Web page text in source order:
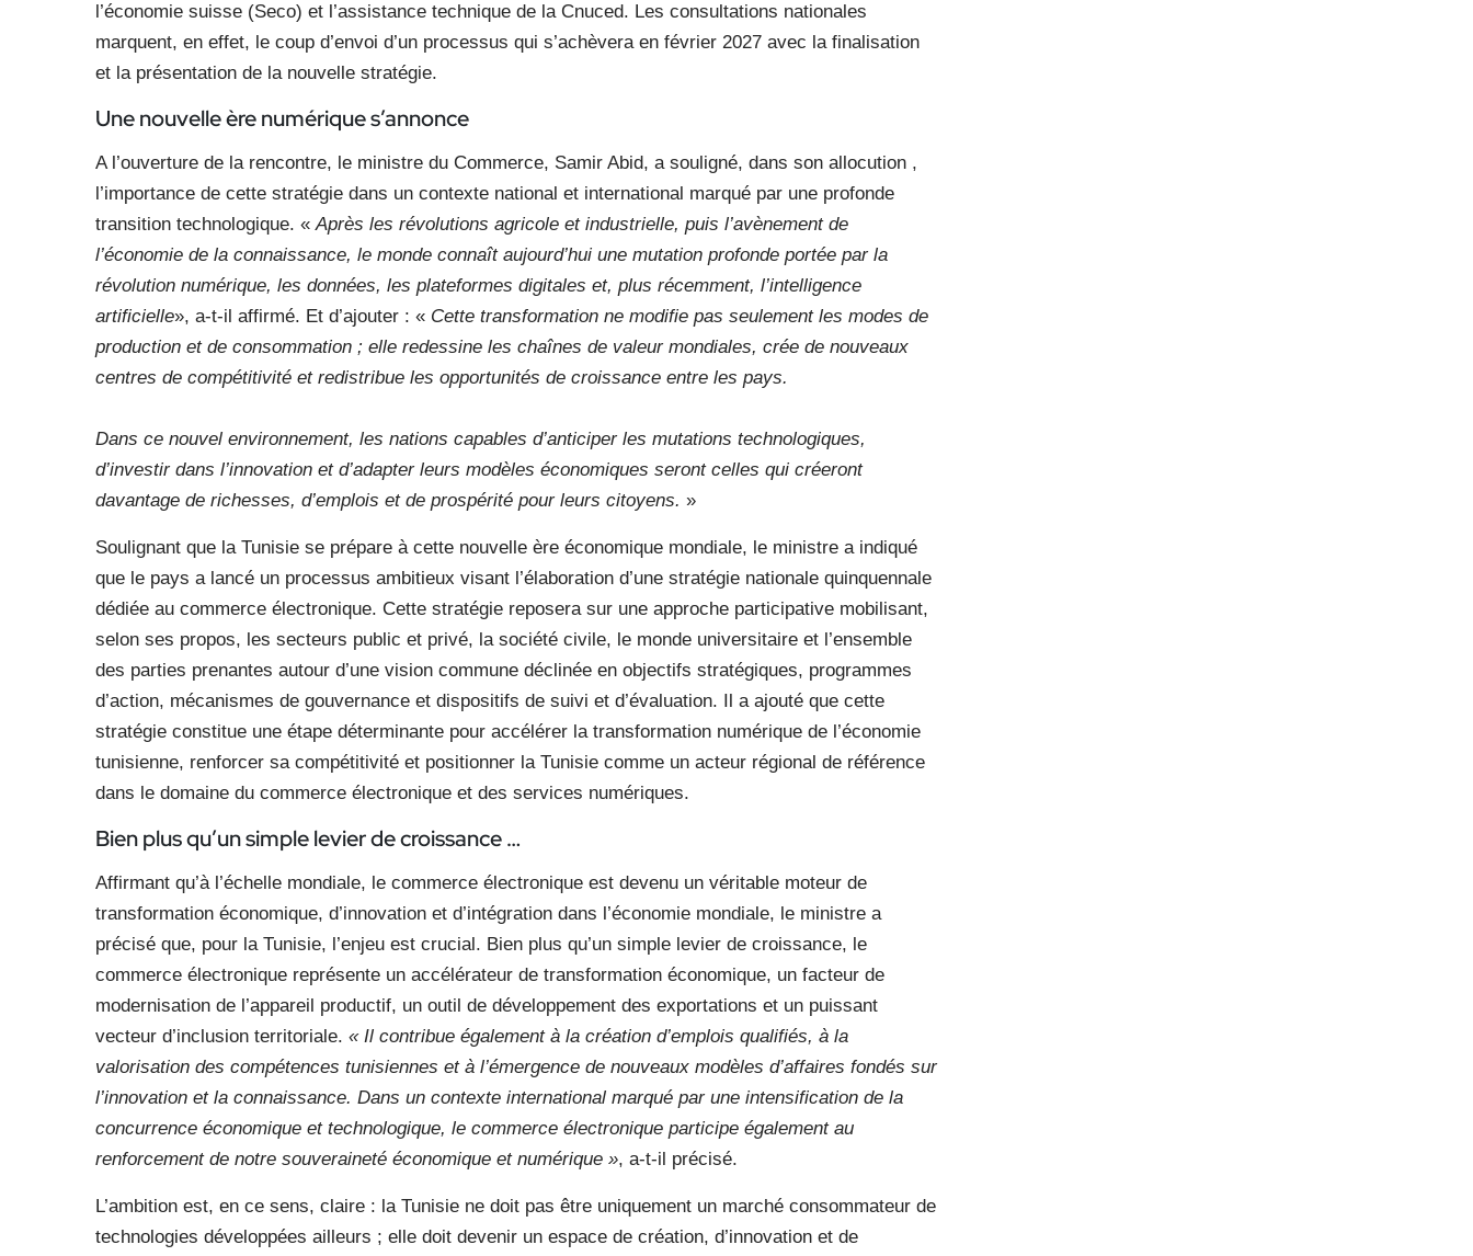
l’économie suisse (Seco) et l’assistance technique de la Cnuced. Les consultations nationales
marquent, en effet, le coup d’envoi d’un processus qui s’achèvera en février 2027 avec la finalisation
et la présentation de la nouvelle stratégie.
Une nouvelle ère numérique s’annonce
A l’ouverture de la rencontre, le ministre du Commerce, Samir Abid, a souligné, dans son allocution ,
l’importance de cette stratégie dans un contexte national et international marqué par une profonde
transition technologique. «Après les révolutions agricole et industrielle, puis l’avènement de
l’économie de la connaissance, le monde connaît aujourd’hui une mutation profonde portée par la
révolution numérique, les données, les plateformes digitales et, plus récemment, l’intelligence
artificielle», a-t-il affirmé. Et d’ajouter : « Cette transformation ne modifie pas seulement les modes de
production et de consommation ; elle redessine les chaînes de valeur mondiales, crée de nouveaux
centres de compétitivité et redistribue les opportunités de croissance entre les pays.
Dans ce nouvel environnement, les nations capables d’anticiper les mutations technologiques,
d’investir dans l’innovation et d’adapter leurs modèles économiques seront celles qui créeront
davantage de richesses, d’emplois et de prospérité pour leurs citoyens. »
Soulignant que la Tunisie se prépare à cette nouvelle ère économique mondiale, le ministre a indiqué
que le pays a lancé un processus ambitieux visant l’élaboration d’une stratégie nationale quinquennale
dédiée au commerce électronique. Cette stratégie reposera sur une approche participative mobilisant,
selon ses propos, les secteurs public et privé, la société civile, le monde universitaire et l’ensemble
des parties prenantes autour d’une vision commune déclinée en objectifs stratégiques, programmes
d’action, mécanismes de gouvernance et dispositifs de suivi et d’évaluation. Il a ajouté que cette
stratégie constitue une étape déterminante pour accélérer la transformation numérique de l’économie
tunisienne, renforcer sa compétitivité et positionner la Tunisie comme un acteur régional de référence
dans le domaine du commerce électronique et des services numériques.
Bien plus qu’un simple levier de croissance …
Affirmant qu’à l’échelle mondiale, le commerce électronique est devenu un véritable moteur de
transformation économique, d’innovation et d’intégration dans l’économie mondiale, le ministre a
précisé que, pour la Tunisie, l’enjeu est crucial. Bien plus qu’un simple levier de croissance, le
commerce électronique représente un accélérateur de transformation économique, un facteur de
modernisation de l’appareil productif, un outil de développement des exportations et un puissant
vecteur d’inclusion territoriale. « Il contribue également à la création d’emplois qualifiés, à la
valorisation des compétences tunisiennes et à l’émergence de nouveaux modèles d’affaires fondés sur
l’innovation et la connaissance. Dans un contexte international marqué par une intensification de la
concurrence économique et technologique, le commerce électronique participe également au
renforcement de notre souveraineté économique et numérique », a-t-il précisé.
L’ambition est, en ce sens, claire : la Tunisie ne doit pas être uniquement un marché consommateur de
technologies développées ailleurs ; elle doit devenir un espace de création, d’innovation et de